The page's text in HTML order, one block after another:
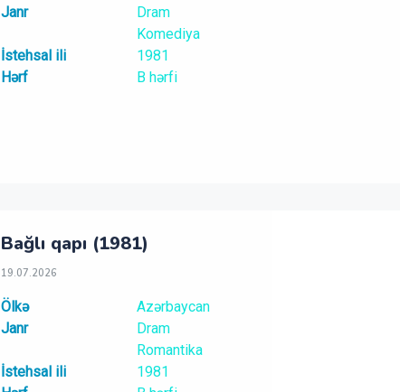
Janr
Dram
Komediya
İstehsal ili
1981
Hərf
B hərfi
Bağlı qapı (1981)
19.07.2026
Ölkə
Azərbaycan
Janr
Dram
Romantika
İstehsal ili
1981